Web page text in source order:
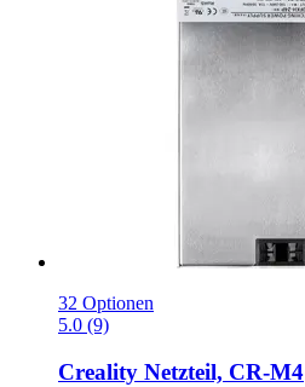
32 Optionen
5.0 (9)
Creality Netzteil, CR-​M4